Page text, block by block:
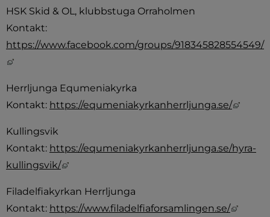
HSK Skid & OL, klubbstuga Orraholmen
https://www.facebook.com/groups/918345828554549/
Länk till annan webbplats, öppnas i nytt fönster.
Herrljunga Equmeniakyrka
Kontakt: https://equmeniakyrkanherrljunga.se/ Länk
Kullingsvik
Kontakt: https://equmeniakyrkanherrljunga.se/hyra-
kullingsvik/
Länk till annan webbplats, öppnas i nytt
Filadelfiakyrkan Herrljunga
Kontakt: https://www.filadelfiaforsamlingen.se/ Länk